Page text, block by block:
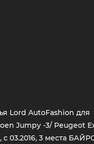
Lord AutoFashion для
Jumpy -3/ Peugeot
с 03.2016, 3 места